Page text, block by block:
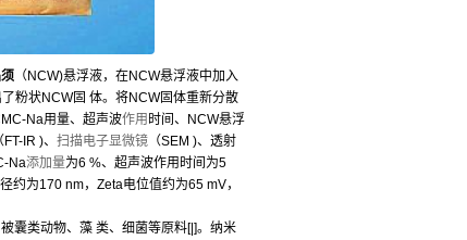
（NCW)悬浮液，在NCW悬浮液中加入
粉状NCW固 体。将NCW固体重新分散
Na用量、超声波作用 时间、NCW悬浮
（FT-IR )、 扫描电子显微镜 （SEM )、透射
Na添加量为6 %、超声波作用时间为5
约为170 nm，Zeta电位值约为65 mV，
囊类动物、藻 类、细菌等原料[|]。纳米